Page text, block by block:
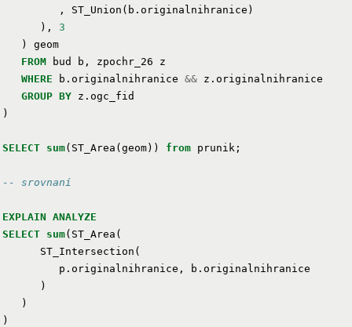
,
ST_Union ( b . originalnihranice )
),
3
)
geom
FROM
bud b , zpochr_26
z
WHERE
b . originalnihranice && z . originalnihranice
GROUP BY z . ogc_fid
)
SELECT sum( ST_Area ( geom )) from prunik ;
-- srovnaní
EXPLAIN ANALYZE
SELECT sum( ST_Area (
ST_Intersection (
p . originalnihranice , b . originalnihranice
)
)
)